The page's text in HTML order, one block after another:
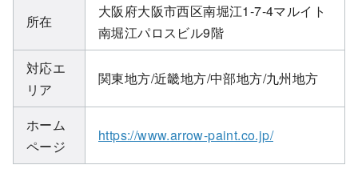
所在
大阪府大阪市西区南堀江1-7-4マルイト
南堀江パロスビル9階
対応エ
リア
関東地方/近畿地方/中部地方/九州地方
ホーム
ページ
https://www.arrow-paint.co.jp/